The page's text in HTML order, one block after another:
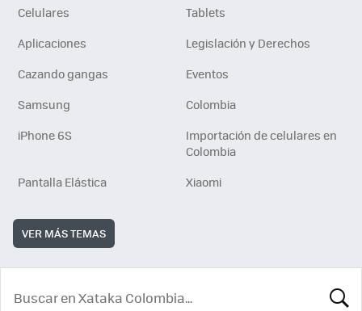
Celulares
Tablets
Aplicaciones
Legislación y Derechos
Cazando gangas
Eventos
Samsung
Colombia
iPhone 6S
Importación de celulares en
Colombia
Pantalla Elástica
Xiaomi
VER MÁS TEMAS